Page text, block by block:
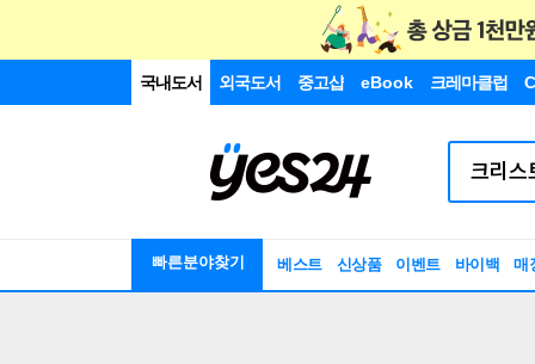
국내도서 외국도서 중고샵 eBook 크레마클럽
빠른분야찾기 베스트 신상품 이벤트 바이백 매